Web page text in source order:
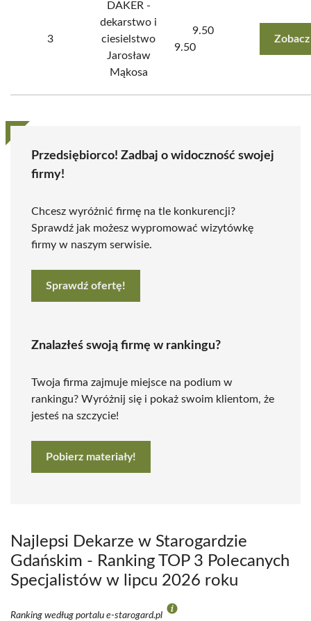
3
DAKER -
dekarstwo i
ciesielstwo
Jarosław
Mąkosa
9.50
9.50
Przedsiębiorco! Zadbaj o widoczność swojej
firmy!
Chcesz wyróżnić firmę na tle konkurencji?
Sprawdź jak możesz wypromować wizytówkę
firmy w naszym serwisie.
Sprawdź ofertę!
Znalazłeś swoją firmę w rankingu?
Twoja firma zajmuje miejsce na podium w
rankingu? Wyróżnij się i pokaż swoim klientom, że
jesteś na szczycie!
Pobierz materiały!
Najlepsi Dekarze w Starogardzie
Gdańskim - Ranking TOP 3 Polecanych
Specjalistów w lipcu 2026 roku
Ranking według portalu e-starogard.pl